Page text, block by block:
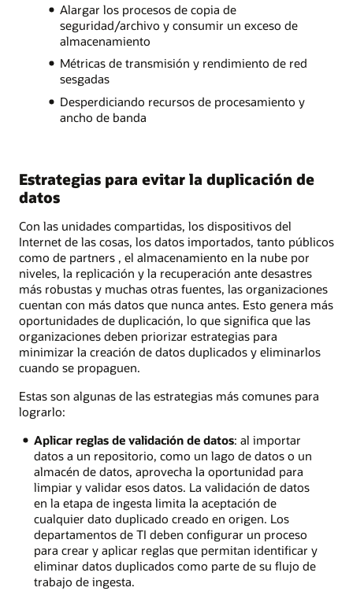
Alargar los procesos de copia de
seguridad/archivo y consumir un exceso de
almacenamiento
Métricas de transmisión y rendimiento de red
sesgadas
Desperdiciando recursos de procesamiento y
ancho de banda
Estrategias para evitar la duplicación de
datos
Con las unidades compartidas, los dispositivos del
Internet de las cosas, los datos importados, tanto públicos
como de partners , el almacenamiento en la nube por
niveles, la replicación y la recuperación ante desastres
más robustas y muchas otras fuentes, las organizaciones
cuentan con más datos que nunca antes. Esto genera más
oportunidades de duplicación, lo que significa que las
organizaciones deben priorizar estrategias para
minimizar la creación de datos duplicados y eliminarlos
cuando se propaguen.
Estas son algunas de las estrategias más comunes para
lograrlo:
Aplicar reglas de validación de datos: al importar
datos a un repositorio, como un lago de datos o un
almacén de datos, aprovecha la oportunidad para
limpiar y validar esos datos. La validación de datos
en la etapa de ingesta limita la aceptación de
cualquier dato duplicado creado en origen. Los
departamentos de TI deben configurar un proceso
para crear y aplicar reglas que permitan identificar y
eliminar datos duplicados como parte de su flujo de
trabajo de ingesta.